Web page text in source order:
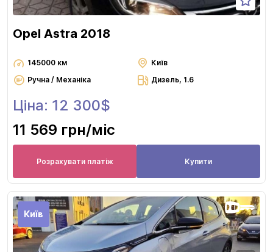
Opel Astra 2018
145000 км
Київ
Ручна / Механіка
Дизель, 1.6
Ціна: 12 300$
11 569 грн/міс
Розрахувати платіж Купити
Київ